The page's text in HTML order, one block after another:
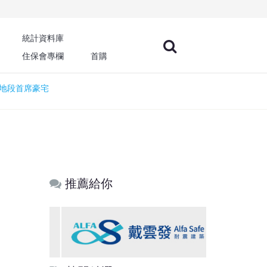
統計資料庫
住保會專欄
首購
段首席豪宅
推薦給你